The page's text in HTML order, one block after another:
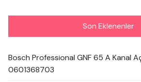
Son Eklenenler
Bosch Professional GNF 65 A Kanal
0601368703